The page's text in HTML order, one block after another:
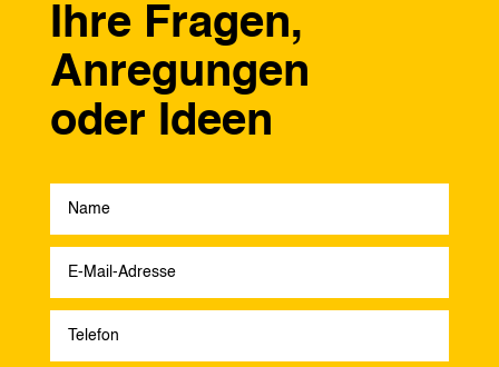
Ihre Fragen,
Anregungen
oder Ideen